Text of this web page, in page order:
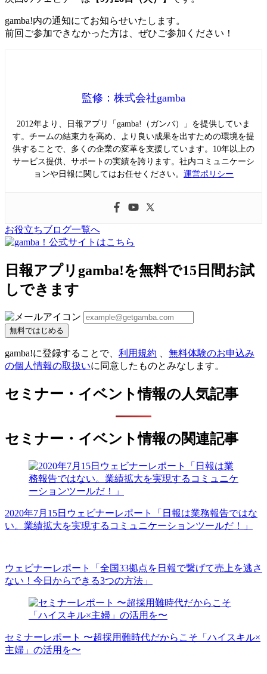
gamba!内の通知にてお知らせいたします。
前回ご参加できなかった方は、ぜひご参加ください！
監修：株式会社gamba
2012年より、日報アプリ「gamba!（ガンバ）」を提供していま
す。チームの結束力を高め、より良い成果を出すための環境を提
供することで、多くの企業の変革を支援しています。10年以上の
サービス提供、サポートの実績を誇ります。社内コミュニケーシ
ョンや日報に関してはお任せください。 運営ポリシー
お役立ちブログ一覧へ
日報アプリgamba!を無料で15日間お試
しできます
無料ではじめる
gamba!に登録することで、 利用規約
無料体験のお申込み
の個人情報の取扱いに同意したものとみなします。
セミナー・イベント情報の人気記事
セミナー・イベント情報の関連記事
2020年7月15日ウェビナーレポート「日報は業務報告ではな
い。業績拡大を実現するコミュニケーションツールだ！」
ウェビナーレポート「全国33拠点を日報で繋げて売上を逃さ
ない！今日からできる3つの方法」
セミナーレポート 〜超採用難時代だからこそ「ハイスキル×
主婦」の活用を〜